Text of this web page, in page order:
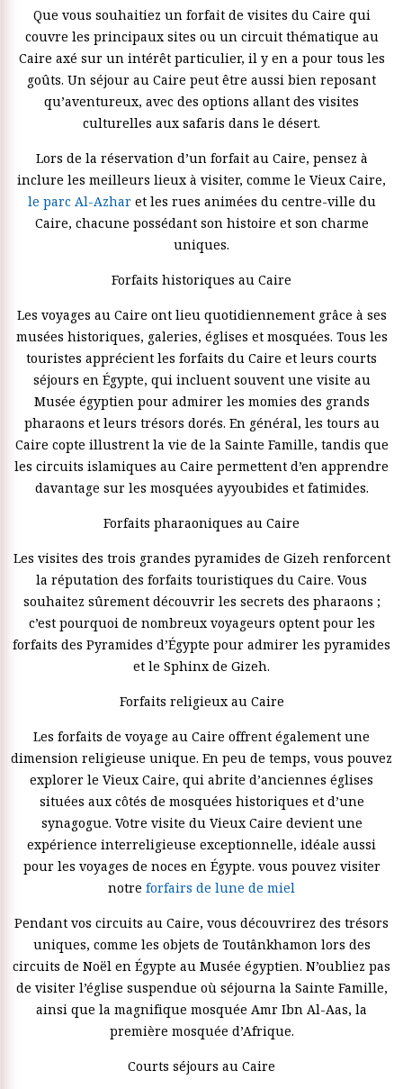
Que vous souhaitiez un forfait de visites du Caire qui
couvre les principaux sites ou un circuit thématique au
Caire axé sur un intérêt particulier, il y en a pour tous les
goûts. Un séjour au Caire peut être aussi bien reposant
qu’aventureux, avec des options allant des visites
culturelles aux safaris dans le désert.
Lors de la réservation d’un forfait au Caire, pensez à
inclure les meilleurs lieux à visiter, comme le Vieux Caire,
le parc Al-Azharet les rues animées du centre-ville du
Caire, chacune possédant son histoire et son charme
uniques.
Forfaits historiques au Caire
Les voyages au Caire ont lieu quotidiennement grâce à ses
musées historiques, galeries, églises et mosquées. Tous les
touristes apprécient les forfaits du Caire et leurs courts
séjours en Égypte, qui incluent souvent une visite au
Musée égyptien pour admirer les momies des grands
pharaons et leurs trésors dorés. En général, les tours au
Caire copte illustrent la vie de la Sainte Famille, tandis que
les circuits islamiques au Caire permettent d’en apprendre
davantage sur les mosquées ayyoubides et fatimides.
Forfaits pharaoniques au Caire
Les visites des trois grandes pyramides de Gizeh renforcent
la réputation des forfaits touristiques du Caire. Vous
souhaitez sûrement découvrir les secrets des pharaons ;
c’est pourquoi de nombreux voyageurs optent pour les
forfaits des Pyramides d’Égypte pour admirer les pyramides
et le Sphinx de Gizeh.
Forfaits religieux au Caire
Les forfaits de voyage au Caire offrent également une
dimension religieuse unique. En peu de temps, vous pouvez
explorer le Vieux Caire, qui abrite d’anciennes églises
situées aux côtés de mosquées historiques et d’une
synagogue. Votre visite du Vieux Caire devient une
expérience interreligieuse exceptionnelle, idéale aussi
pour les voyages de noces en Égypte. vous pouvez visiter
notre forfairs de lune de miel
Pendant vos circuits au Caire, vous découvrirez des trésors
uniques, comme les objets de Toutânkhamon lors des
circuits de Noël en Égypte au Musée égyptien. N’oubliez pas
de visiter l’église suspendue où séjourna la Sainte Famille,
ainsi que la magnifique mosquée Amr Ibn Al-Aas, la
première mosquée d’Afrique.
Courts séjours au Caire